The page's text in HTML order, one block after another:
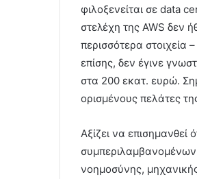
φιλοξενείται σε data
στελέχη της AWS δεν
περισσότερα στοιχεία
επίσης, δεν έγινε
στα 200 εκατ. ευρώ.
ορισμένους πελάτες
Αξίζει να
συμπεριλαμβανομένων
νοημοσύνης,